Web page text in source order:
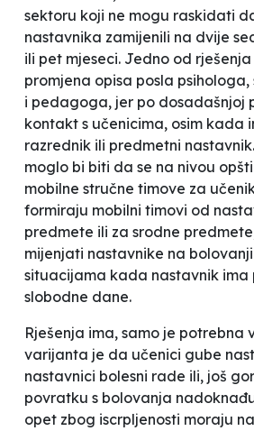
sektoru koji ne mogu raskidati
nastavnika zamijenili na dvije
ili pet mjeseci. Jedno od
promjena opisa posla
i pedagoga, jer po dosadašnjoj
kontakt s učenicima, osim kada
razrednik ili predmetni
moglo bi biti da se na nivou
mobilne stručne timove za
formiraju mobilni timovi od
predmete ili za srodne
mijenjati nastavnike na
situacijama kada nastavnik ima
slobodne dane.
Rješenja ima, samo je potrebna
varijanta je da učenici gube
nastavnici bolesni rade ili, još
povratku s bolovanja
opet zbog iscrpljenosti moraju